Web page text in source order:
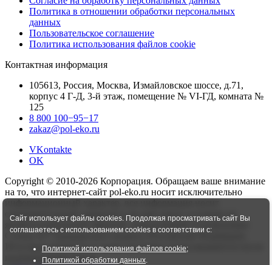
Политика в отношении обработки персональных
данных
Пользовательское соглашение
Политика использования файлов cookie
Контактная информация
105613, Россия, Москва, Измайловское шоссе, д.71,
корпус 4 Г-Д, 3-й этаж, помещение № VI-ГД, комната №
125
8 800 100−95−17
zakaz@pol-eko.ru
VKontakte
OK
Copyright © 2010-2026 Корпорация. Обращаем ваше внимание
на то, что интернет-сайт pol-eko.ru носит исключительно
ознакомительный характер и ни при каких условиях не
является публичной офертой, определяемой положениями
Статьи 437 Гражданского кодекса Российской Федерации.
Итоговая стоимость и сроки доставки согласовываются после
подтверждения заказа.
Сайт использует файлы cookies. Продолжая просматривать сайт Вы
соглашаетесь с использованием cookies в соответствии с:
Политикой использования файлов cookie;
Политикой обработки данных.